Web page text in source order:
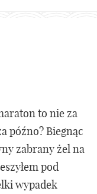
to nie za
późno? Biegnąc
zabrany żel na
pod
wypadek